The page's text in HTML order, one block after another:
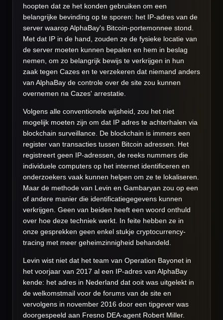
hoopten dat ze het konden gebruiken om een
belangrijke bevinding op te sporen: het IP-adres van de
server waarop AlphaBay's Bitcoin-portemonnee stond.
Met dat IP in de hand, zouden ze de fysieke locatie van
de server moeten kunnen bepalen en hem in beslag
nemen, om zo belangrijk bewijs te verkrijgen in hun
zaak tegen Cazes en te verzekeren dat niemand anders
van AlphaBay de controle over de site zou kunnen
overnemen na Cazes' arrestatie.
Volgens alle conventionele wijsheid, zou het niet
mogelijk moeten zijn om dat IP adres te achterhalen via
blockchain surveillance. De blockchain is immers een
register van transacties tussen Bitcoin adressen. Het
registreert geen IP-adressen, de reeks nummers die
individuele computers op het internet identificeren en
onderzoekers vaak kunnen helpen om ze te lokaliseren.
Maar de methode van Levin en Gambaryan zou op een
of andere manier die identificatiegegevens kunnen
verkrijgen. Geen van beiden heeft een woord onthuld
over hoe deze techniek werkt. In feite hebben ze in
onze gesprekken geen enkel stukje cryptocurrency-
tracing met meer geheimzinnigheid behandeld.
Levin wist niet dat het team van Operation Bayonet in
het voorjaar van 2017 al een IP-adres van AlphaBay
kende: het adres in Nederland dat ooit was uitgelekt in
de welkomstmail voor de forums van de site en
vervolgens in november 2016 door een tipgever was
doorgespeeld aan Fresno DEA-agent Robert Miller.